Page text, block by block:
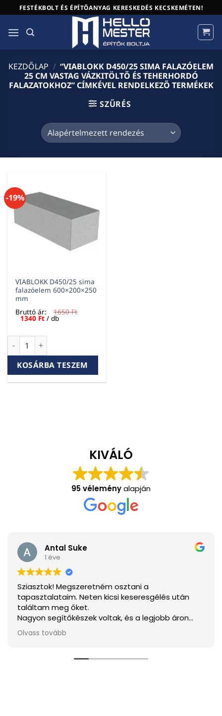
to
content
FESTÉKBOLT ÉS ÉPÍTŐANYAG KERESKEDÉS KECSKEMÉTEN!
KEZDŐLAP / “VIABLOKK D450/25 SIMA FALAZÓELEM
25 CM VASTAG VÁZKITÖLTŐ ÉS TEHERHORDÓ
FALAZATOKHOZ” CÍMKÉVEL RENDELKEZŐ TERMÉKEK
SZŰRÉS
-19%
VIABLOKK D450/25 sima
falazóelem 600×200×250
mm
Bruttó ár:
1650Ft
Original
price
1650 Ft.
1340 FtCurrent
price
1340 Ft.
/ db
VIABLOKK D450/25 sima falazóelem 600×200×250 mm
KOSÁRBA TESZEM
KIVÁLÓ
95 véleményalapján
Antal Suke
1 éve
Sziasztok! Megszeretném osztani a
tapasztalataim. Neten kicsi keseresgélés után
találtam meg őket.
Nagyon segítőkészek voltak, és a legjobb áron
tudtam megvenni mindent.
Ha elakarjátok kerülni a csalódást a legjobb
Olvass tovább